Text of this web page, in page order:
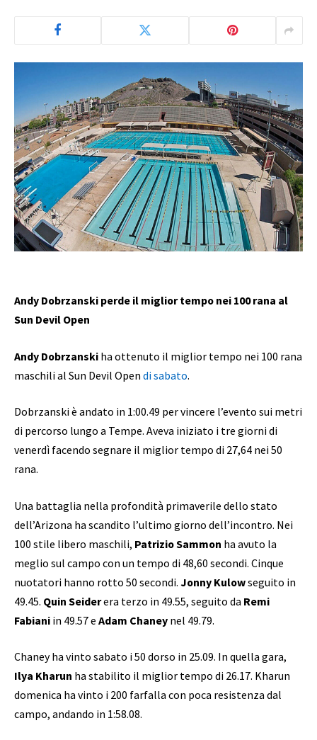
Andy Dobrzanski perde il miglior tempo nei 100 rana al
Sun Devil Open
Andy Dobrzanski ha ottenuto il miglior tempo nei 100 rana
maschili al Sun Devil Open di sabato.
Dobrzanski è andato in 1:00.49 per vincere l’evento sui metri
di percorso lungo a Tempe. Aveva iniziato i tre giorni di
venerdì facendo segnare il miglior tempo di 27,64 nei 50
rana.
Una battaglia nella profondità primaverile dello stato
dell’Arizona ha scandito l’ultimo giorno dell’incontro. Nei
100 stile libero maschili, Patrizio Sammon ha avuto la
meglio sul campo con un tempo di 48,60 secondi. Cinque
nuotatori hanno rotto 50 secondi. Jonny Kulowseguito in
49.45. Quin Seiderera terzo in 49.55, seguito da Remi
Fabiani in 49.57 e Adam Chaney nel 49.79.
Chaney ha vinto sabato i 50 dorso in 25.09. In quella gara,
Ilya Kharun ha stabilito il miglior tempo di 26.17. Kharun
domenica ha vinto i 200 farfalla con poca resistenza dal
campo, andando in 1:58.08.